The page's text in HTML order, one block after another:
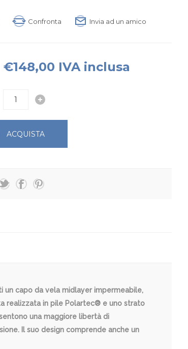
Confronta Invia ad un amico
€148,00 IVA inclusa
ACQUISTA
un capo da vela midlayer impermeabile,
realizzata in pile Polartec® e uno strato
una maggiore libertà di
Il suo design comprende anche un